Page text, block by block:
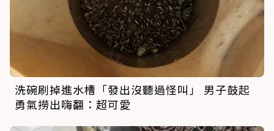
洗碗刷掉進水槽「發出沒聽過怪叫」 男子鼓起
勇氣撈出嗨翻：超可愛